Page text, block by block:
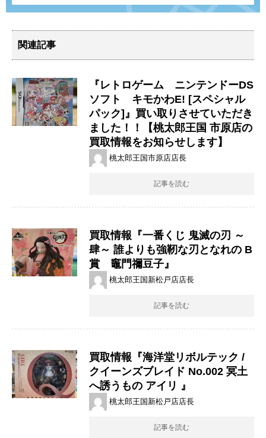
関連記事
『レトロゲーム ニンテンドーDS
ソフト キモかわE! ​[スペシャル
パック]』買い取りさせていただき
ました！！【桃太郎王国 市原店の
買取情報をお知らせします】
桃太郎王国市原店店長
記事を読む
買取情報『一番くじ ​鬼滅の刃 ​～
肆～ ​誰よりも強靭な刃となれの ​B
賞 竈門禰豆子』
桃太郎王国新松戸店店長
記事を読む
買取情報『海洋堂リボルテック /​
クイーンズブレイド ​No.002 ​冥土
へ誘うもの ​アイリ ​』
桃太郎王国新松戸店店長
記事を読む